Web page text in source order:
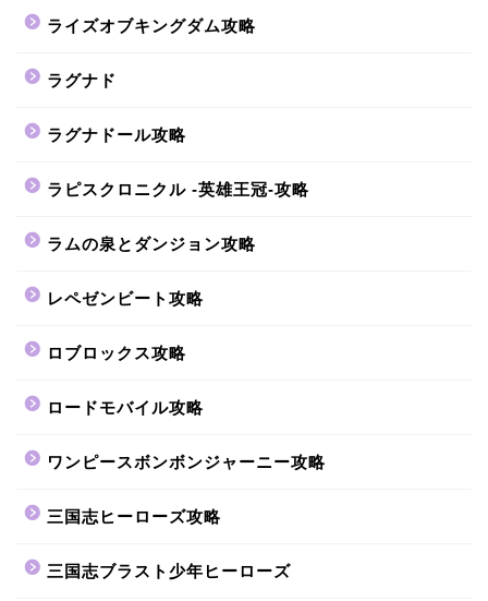
ライズオブキングダム攻略
ラグナド
ラグナドール攻略
ラピスクロニクル -英雄王冠-攻略
ラムの泉とダンジョン攻略
レペゼンビート攻略
ロブロックス攻略
ロードモバイル攻略
ワンピースボンボンジャーニー攻略
三国志ヒーローズ攻略
三国志ブラスト少年ヒーローズ